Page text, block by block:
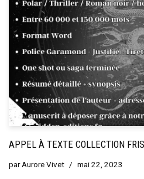
APPEL À TEXTE COLLECTION
parAurore Vivet mai 22, 2023